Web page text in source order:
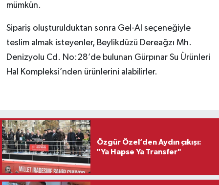
mümkün.
Sipariş oluşturulduktan sonra Gel-Al seçeneğiyle
teslim almak isteyenler, Beylikdüzü Dereağzı Mh.
Denizyolu Cd. No:28’de bulunan Gürpınar Su Ürünleri
Hal Kompleksi’nden ürünlerini alabilirler.
Özgür Özel’den Aydın çıkışı:
"Ya Hapse Ya Transfer"